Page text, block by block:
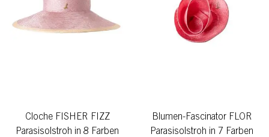
Cloche FISHER FIZZ
Parasisolstroh in 8 Farben
Blumen-Fascinator FLOR
Parasisolstroh in 7 Farben